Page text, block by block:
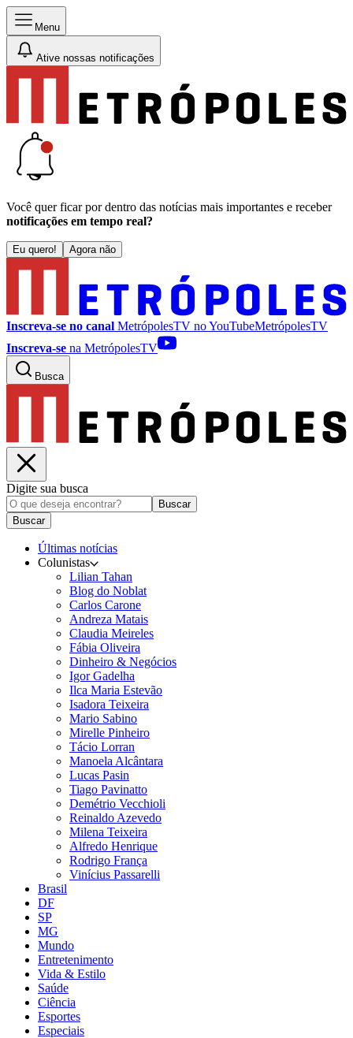
Menu
Ative nossas notificações
Você quer ficar por dentro das notícias mais importantes e receber
notificações em tempo real?
Eu quero! Agora não
Inscreva-se no canal MetrópolesTV noYouTubeMetrópolesTV
Inscreva-se na MetrópolesTV
Busca
Digite sua busca
Buscar
Buscar
Últimas notícias
Colunistas
Lilian Tahan
Blog do Noblat
Carlos Carone
Andreza Matais
Claudia Meireles
Fábia Oliveira
Dinheiro & Negócios
Igor Gadelha
Ilca Maria Estevão
Isadora Teixeira
Mario Sabino
Mirelle Pinheiro
Tácio Lorran
Manoela Alcântara
Lucas Pasin
Tiago Pavinatto
Demétrio Vecchioli
Reinaldo Azevedo
Milena Teixeira
Alfredo Henrique
Rodrigo França
Vinícius Passarelli
Brasil
DF
SP
MG
Mundo
Entretenimento
Vida & Estilo
Saúde
Ciência
Esportes
Especiais